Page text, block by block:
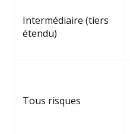
Intermédiaire (tiers
étendu)
Tous risques